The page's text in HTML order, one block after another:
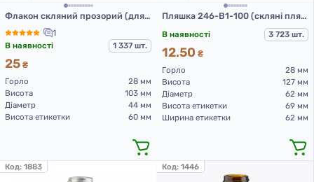
Флакон скляний прозорий (для сиропів), 100 мл ФСМк-100-ІІІ (скляні флакони 100 мл)
1
В наявності
1 337 шт.
25 ₴
Горло
28 мм
Висота
103 мм
Діаметр
44 мм
Висота етикетки
60 мм
Пляшка 246-В1-100 (скляні пляшки 100 мл)
В наявності 3 723 шт.
12.50 ₴
Горло
28 мм
Висота
127 мм
Діаметр
62 мм
Висота етикетки
69 мм
Ширина етикетки
62 мм
Код: 1883 Код: 1446